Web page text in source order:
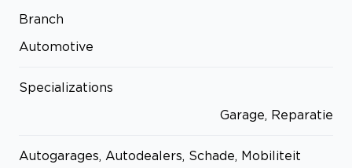
Branch
Automotive
Specializations
Garage, Reparatie
Autogarages, Autodealers, Schade, Mobiliteit